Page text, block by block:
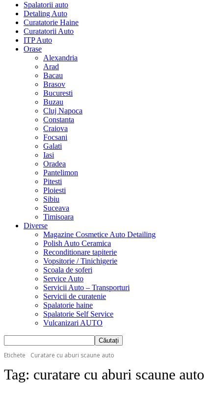
Spalatorii auto
Detaling Auto
Curatatorie Haine
Curatatorii Auto
ITP Auto
Orase
Alexandria
Arad
Bacau
Brasov
Bucuresti
Buzau
Cluj Napoca
Constanta
Craiova
Focsani
Galati
Iasi
Oradea
Pantelimon
Pitesti
Ploiesti
Sibiu
Suceava
Timisoara
Diverse
Magazine Cosmetice Auto Detailing
Polish Auto Ceramica
Reconditionare tapiterie
Vopsitorie / Tinichigerie
Scoala de soferi
Service Auto
Servicii Auto – Transporturi
Servicii de curatenie
Spalatorie haine
Spalatorie Self Service
Vulcanizari AUTO
Etichete Curatare cu aburi scaune auto
Tag: curatare cu aburi scaune auto